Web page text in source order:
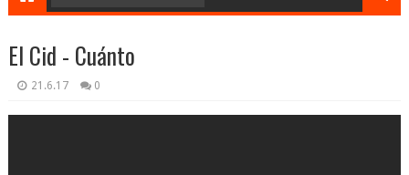
El Cid - Cuánto
21.6.17 0